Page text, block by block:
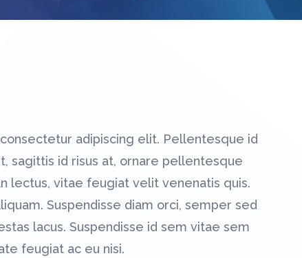
adipiscing elit. Pellentesque id
sagittis id risus at, ornare pellentesque
lectus, vitae feugiat velit venenatis quis.
Suspendisse diam orci, semper sed
lacus. Suspendisse id sem vitae sem
feugiat ac eu nisi.